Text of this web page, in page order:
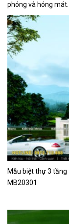
phóng và hóng mát.
Mẫu biệt thự 3
MB20301